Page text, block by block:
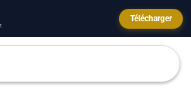
Télécharger